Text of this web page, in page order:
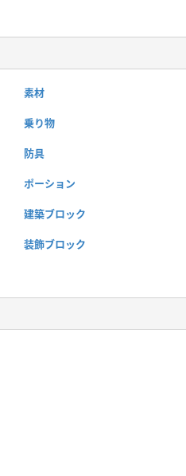
素材
乗り物
防具
ポーション
建築ブロック
装飾ブロック